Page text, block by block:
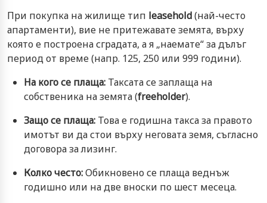
При покупка на жилище тип leasehold(най-често
апартаменти), вие не притежавате земята, върху
която е построена сградата, а я „наемате“ за дълъг
период от време (напр. 125, 250 или 999 години).
На кого се плаща: Таксата се заплаща на
собственика на земята (freeholder).
Защо се плаща: Това е годишна такса за правото
имотът ви да стои върху неговата земя, съгласно
договора за лизинг.
Колко често:Обикновено се плаща веднъж
годишно или на две вноски по шест месеца.